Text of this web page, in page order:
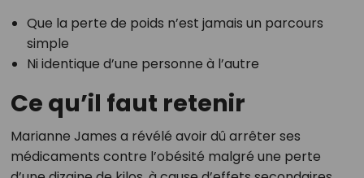
Que la perte de poids n’est jamais un parcours
simple
Ni identique d’une personne à l’autre
Ce qu’il faut retenir
Marianne James a révélé avoir dû arrêter ses
médicaments contre l’obésité malgré une perte